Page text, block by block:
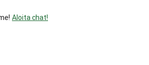
Aloita chat!